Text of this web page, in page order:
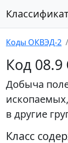
Коды ОКВЭД-2
Код
Добыча
в другие
Класс